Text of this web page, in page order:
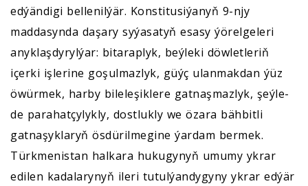
edýändigi bellenilýär. Konstitusiýanyň 9-njy
maddasynda daşary syýasatyň esasy ýörelgeleri
anyklaşdyrylýar: bitaraplyk, beýleki döwletleriň
içerki işlerine goşulmazlyk, güýç ulanmakdan ýüz
öwürmek, harby bileleşiklere gatnaşmazlyk, şeýle-
de parahatçylykly, dostlukly we özara bähbitli
gatnaşyklaryň ösdürilmegine ýardam bermek.
Türkmenistan halkara hukugynyň umumy ykrar
edilen kadalarynyň ileri tutulýandygyny ykrar edýär